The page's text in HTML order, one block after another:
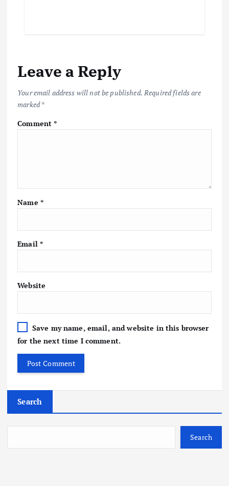
Leave a Reply
Your email address will not be published. Required fields are
marked*
Comment*
Name *
Email *
Website
Save my name, email, and website in this browser
for the next time I comment.
Search
Search